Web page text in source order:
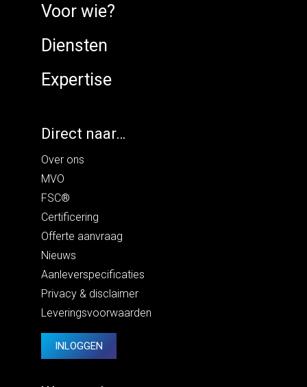
Voor wie?
Diensten
Expertise
Direct naar…
Over ons
MVO
FSC®
Certificering
Offerte aanvraag
Nieuws
Aanleverspecificaties
Privacy & disclaimer
Leveringsvoorwaarden
INLOGGEN